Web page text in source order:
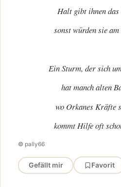
Halt gibt ihnen das
sonst würden sie
Ein Sturm, der sich
hat manch alten
wo Orkanes Kräfte
kommt Hilfe oft
© pally66
Gefällt mir Favorit